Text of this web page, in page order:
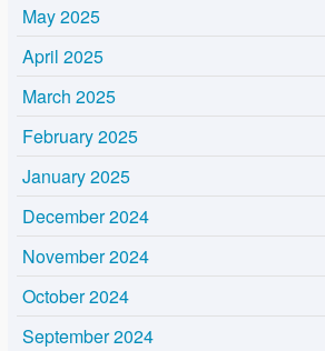
May 2025
April 2025
March 2025
February 2025
January 2025
December 2024
November 2024
October 2024
September 2024